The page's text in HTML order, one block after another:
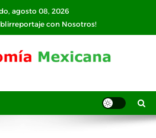
agosto 08, 2026
con Nosotros!